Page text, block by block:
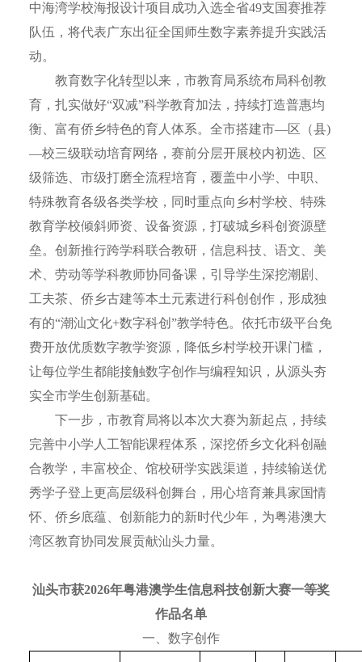
中海湾学校海报设计项目成功入选全省49支国赛推荐
队伍，将代表广东出征全国师生数字素养提升实践活
动。
教育数字化转型以来，市教育局系统布局科创教
育，扎实做好“双减”科学教育加法，持续打造普惠均
衡、富有侨乡特色的育人体系。全市搭建市—区（县)
—校三级联动培育网络，赛前分层开展校内初选、区
级筛选、市级打磨全流程培育，覆盖中小学、中职、
特殊教育各级各类学校，同时重点向乡村学校、特殊
教育学校倾斜师资、设备资源，打破城乡科创资源壁
垒。创新推行跨学科联合教研，信息科技、语文、美
术、劳动等学科教师协同备课，引导学生深挖潮剧、
工夫茶、侨乡古建等本土元素进行科创创作，形成独
有的“潮汕文化+数字科创”教学特色。依托市级平台免
费开放优质数字教学资源，降低乡村学校开课门槛，
让每位学生都能接触数字创作与编程知识，从源头夯
实全市学生创新基础。
下一步，市教育局将以本次大赛为新起点，持续
完善中小学人工智能课程体系，深挖侨乡文化科创融
合教学，丰富校企、馆校研学实践渠道，持续输送优
秀学子登上更高层级科创舞台，用心培育兼具家国情
怀、侨乡底蕴、创新能力的新时代少年，为粤港澳大
湾区教育协同发展贡献汕头力量。
汕头市获2026年粤港澳学生信息科技创新大赛一等奖
作品名单
一、数字创作